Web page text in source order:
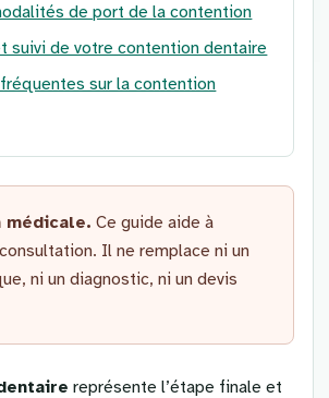
de port de la contention
suivi de votre contention dentaire
sur la contention
Ce guide aide à
Il ne remplace ni un
ni un diagnostic, ni un devis
représente l’étape finale et